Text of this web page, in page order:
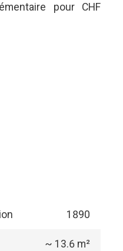
pour CHF
1890
~ 13.6 m²